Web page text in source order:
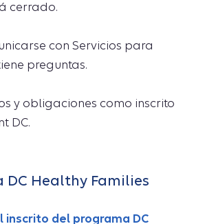
cerrado.
con Servicios para
preguntas.
y obligaciones como inscrito
DC.
DC Healthy Families
inscrito del programa DC